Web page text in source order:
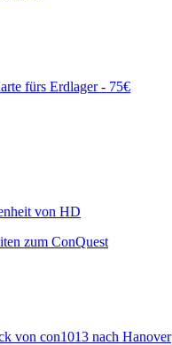
fürs Erdlager - 75€
von HD
zum ConQuest
von con1013 nach Hanover